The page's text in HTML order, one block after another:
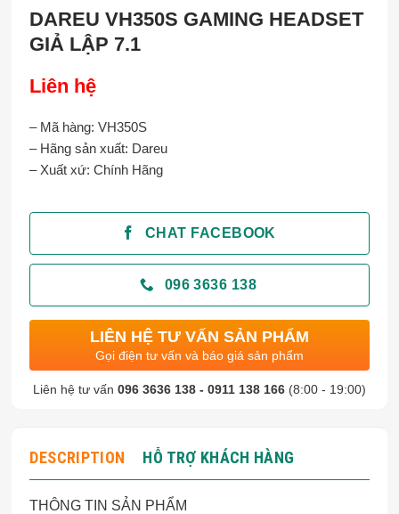
DAREU VH350S GAMING HEADSET
GIẢ LẬP 7.1
Liên hệ
– Mã hàng: VH350S
– Hãng sản xuất: Dareu
– Xuất xứ: Chính Hãng
CHAT FACEBOOK
096 3636 138
Liên hệ tư vấn 096 3636 138 - 0911 138 166 (8:00 - 19:00)
LIÊN HỆ TƯ VẤN SẢN PHẨM
Gọi điện tư vấn và báo giá sản phẩm
DESCRIPTION HỖ TRỢ KHÁCH HÀNG
THÔNG TIN SẢN PHẨM